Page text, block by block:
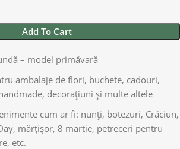
Add To Cart
– model primăvară
ambalaje de flori, buchete, cadouri,
decorațiuni și multe altele
cum ar fi: nunți, botezuri, Crăciun,
mărțișor, 8 martie, petreceri pentru
etc.